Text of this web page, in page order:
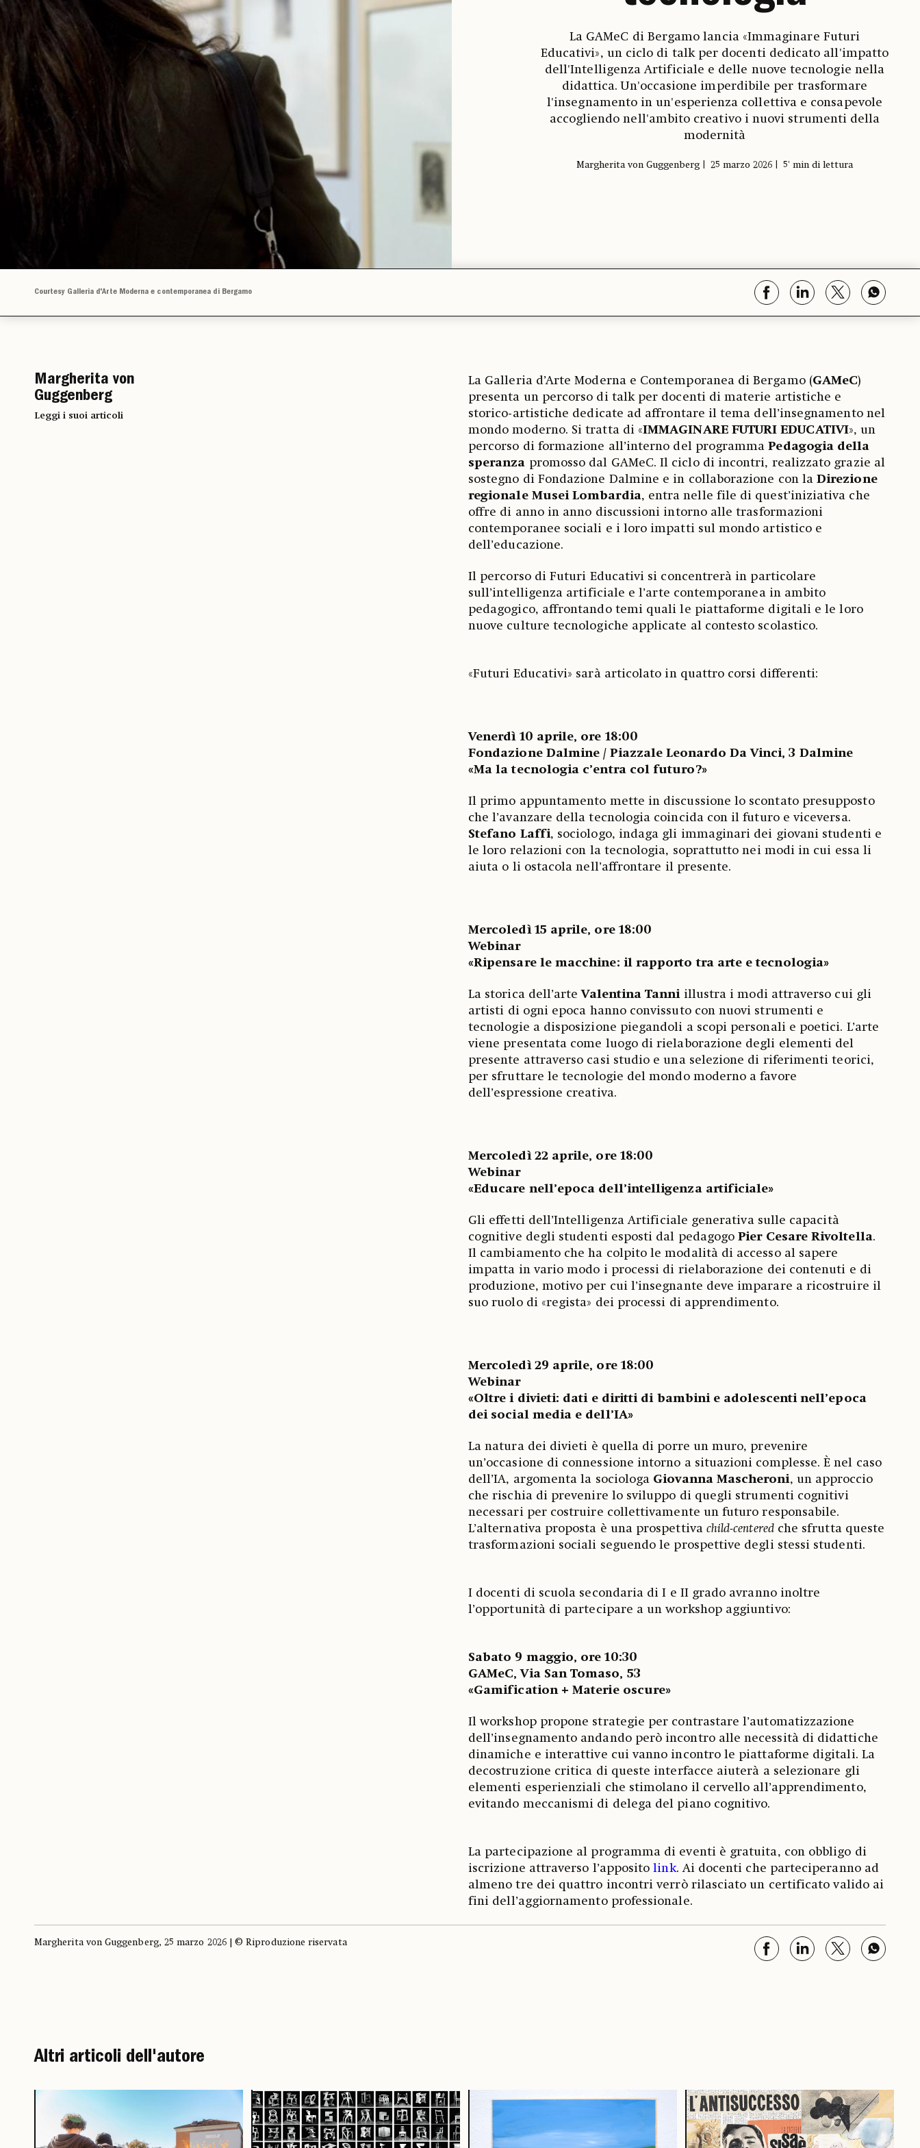
La GAMeC di Bergamo lancia «Immaginare Futuri
Educativi», un ciclo di talk per docenti dedicato all'impatto
dell'Intelligenza Artificiale e delle nuove tecnologie nella
didattica. Un'occasione imperdibile per trasformare
l'insegnamento in un'esperienza collettiva e consapevole
accogliendo nell'ambito creativo i nuovi strumenti della
modernità
Margherita von Guggenberg 25 marzo 2026 5' min di lettura
Courtesy Galleria d'Arte Moderna e contemporanea di Bergamo
Margherita von
Guggenberg
Leggi i suoi articoli
La Galleria d’Arte Moderna e Contemporanea di Bergamo (GAMeC)
presenta un percorso di talk per docenti di materie artistiche e
storico-artistiche dedicate ad affrontare il tema dell’insegnamento nel
mondo moderno. Si tratta di «IMMAGINARE FUTURI EDUCATIVI», un
percorso di formazione all’interno del programmaPedagogia della
speranza promosso dal GAMeC. Il ciclo di incontri, realizzato grazie al
sostegno di Fondazione Dalmine e in collaborazione con laDirezione
regionale Musei Lombardia, entra nelle file di quest’iniziativa che
offre di anno in anno discussioni intorno alle trasformazioni
contemporanee sociali e i loro impatti sul mondo artistico e
dell’educazione.
Il percorso di Futuri Educativi si concentrerà in particolare
sull’intelligenza artificiale e l’arte contemporanea in ambito
pedagogico, affrontando temi quali le piattaforme digitali e le loro
nuove culture tecnologiche applicate al contesto scolastico.
«Futuri Educativi» sarà articolato in quattro corsi differenti:
Venerdì 10 aprile, ore 18:00
Fondazione Dalmine / Piazzale Leonardo Da Vinci, 3 Dalmine
«Ma la tecnologia c’entra col futuro?»
Il primo appuntamento mette in discussione lo scontato presupposto
che l’avanzare della tecnologia coincida con il futuro e viceversa.
Stefano Laffi, sociologo, indaga gli immaginari dei giovani studenti e
le loro relazioni con la tecnologia, soprattutto nei modi in cui essa li
aiuta o li ostacola nell’affrontare il presente.
Mercoledì 15 aprile, ore 18:00
Webinar
«Ripensare le macchine: il rapporto tra arte e tecnologia»
La storica dell’arteValentina Tanni illustra i modi attraverso cui gli
artisti di ogni epoca hanno convissuto con nuovi strumenti e
tecnologie a disposizione piegandoli a scopi personali e poetici. L’arte
viene presentata come luogo di rielaborazione degli elementi del
presente attraverso casi studio e una selezione di riferimenti teorici,
per sfruttare le tecnologie del mondo moderno a favore
dell’espressione creativa.
Mercoledì 22 aprile, ore 18:00
Webinar
«Educare nell’epoca dell’intelligenza artificiale»
Gli effetti dell’Intelligenza Artificiale generativa sulle capacità
cognitive degli studenti esposti dal pedagogoPier Cesare Rivoltella.
Il cambiamento che ha colpito le modalità di accesso al sapere
impatta in vario modo i processi di rielaborazione dei contenuti e di
produzione, motivo per cui l’insegnante deve imparare a ricostruire il
suo ruolo di «regista» dei processi di apprendimento.
Mercoledì 29 aprile, ore 18:00
Webinar
«Oltre i divieti: dati e diritti di bambini e adolescenti nell’epoca
dei social media e dell’IA»
La natura dei divieti è quella di porre un muro, prevenire
un’occasione di connessione intorno a situazioni complesse. È nel caso
dell’IA, argomenta la sociologa Giovanna Mascheroni, un approccio
che rischia di prevenire lo sviluppo di quegli strumenti cognitivi
necessari per costruire collettivamente un futuro responsabile.
L’alternativa proposta è una prospettiva child-centeredche sfrutta queste
trasformazioni sociali seguendo le prospettive degli stessi studenti.
I docenti di scuola secondaria di I e II grado avranno inoltre
l’opportunità di partecipare a un workshop aggiuntivo:
Sabato 9 maggio, ore 10:30
GAMeC, Via San Tomaso, 53
«Gamification + Materie oscure»
Il workshop propone strategie per contrastare l’automatizzazione
dell’insegnamento andando però incontro alle necessità di didattiche
dinamiche e interattive cui vanno incontro le piattaforme digitali. La
decostruzione critica di queste interfacce aiuterà a selezionare gli
elementi esperienziali che stimolano il cervello all’apprendimento,
evitando meccanismi di delega del piano cognitivo.
La partecipazione al programma di eventi è gratuita, con obbligo di
iscrizione attraverso l’appositolink. Ai docenti che parteciperanno ad
almeno tre dei quattro incontri verrò rilasciato un certificato valido ai
fini dell’aggiornamento professionale.
Margherita von Guggenberg, 25 marzo 2026 | © Riproduzione riservata
Altri articoli dell'autore